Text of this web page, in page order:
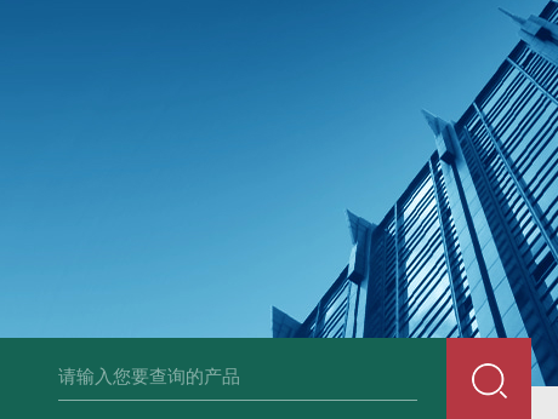
胶原蛋白生产厂家 食品级复合氨基酸生产厂家 食品级黄原胶生产厂